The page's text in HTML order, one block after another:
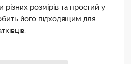
розмірів та простий у
його підходящим для